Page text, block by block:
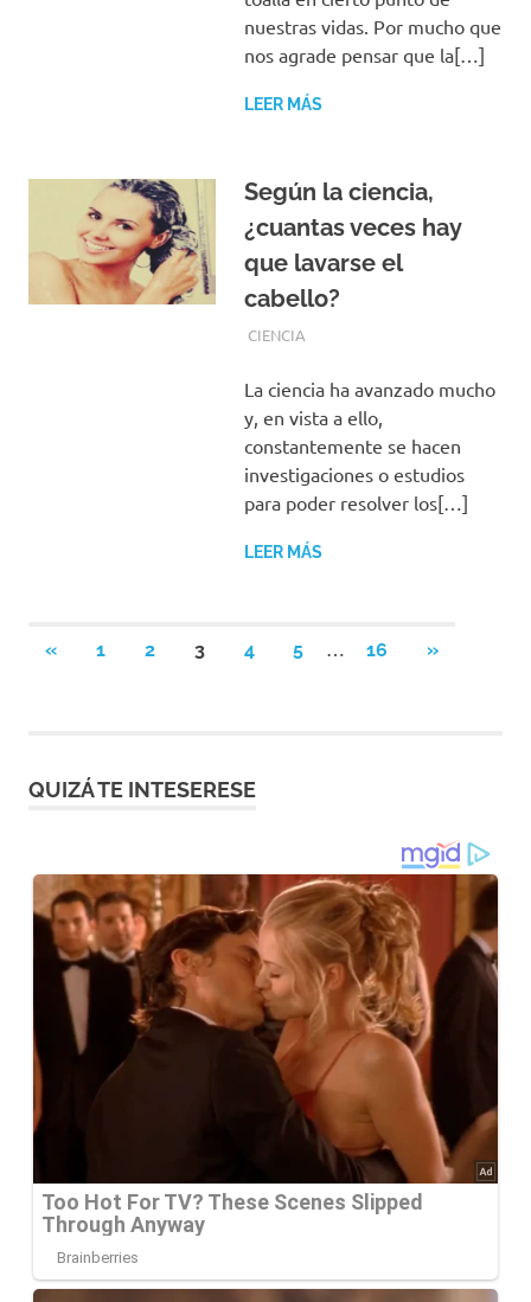
nuestras vidas. Por mucho que
nos agrade pensar que la[…]
LEER MÁS
Según la ciencia,
¿cuantas veces hay
que lavarse el
cabello?
JUNIO 20, 2019
EQUIPO DE REDACCIÓN
CIENCIA
La ciencia ha avanzado mucho
y, en vista a ello,
constantemente se hacen
investigaciones o estudios
para poder resolver los[…]
LEER MÁS
Paginación
«ENTRADAS
1 2 3 4 5 … 16 »
QUIZÁ TE INTESERESE